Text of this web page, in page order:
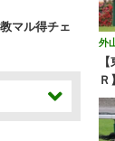
外
Ｒ
マル得チェ